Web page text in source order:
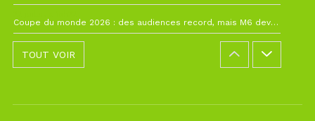
Coupe du monde 2026 : des audiences record, mais M6 devrait perdre très gros !
TOUT VOIR